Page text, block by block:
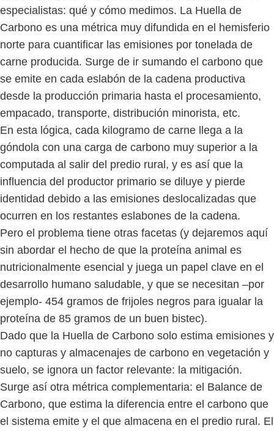
especialistas: qué y cómo medimos. La Huella de
Carbono es una métrica muy difundida en el hemisferio
norte para cuantificar las emisiones por tonelada de
carne producida. Surge de ir sumando el carbono que
se emite en cada eslabón de la cadena productiva
desde la producción primaria hasta el procesamiento,
empacado, transporte, distribución minorista, etc.
En esta lógica, cada kilogramo de carne llega a la
góndola con una carga de carbono muy superior a la
computada al salir del predio rural, y es así que la
influencia del productor primario se diluye y pierde
identidad debido a las emisiones deslocalizadas que
ocurren en los restantes eslabones de la cadena.
Pero el problema tiene otras facetas (y dejaremos aquí
sin abordar el hecho de que la proteína animal es
nutricionalmente esencial y juega un papel clave en el
desarrollo humano saludable, y que se necesitan –por
ejemplo- 454 gramos de frijoles negros para igualar la
proteína de 85 gramos de un buen bistec).
Dado que la Huella de Carbono solo estima emisiones y
no capturas y almacenajes de carbono en vegetación y
suelo, se ignora un factor relevante: la mitigación.
Surge así otra métrica complementaria: el Balance de
Carbono, que estima la diferencia entre el carbono que
el sistema emite y el que almacena en el predio rural. El